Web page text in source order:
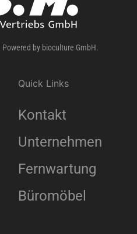
Powered by bioculture GmbH.
Quick Links
Kontakt
Unternehmen
Fernwartung
Büromöbel